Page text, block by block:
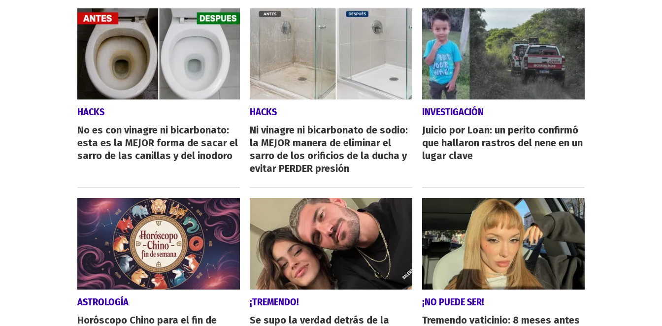
HACKS
No es con vinagre ni bicarbonato:
esta es la MEJOR forma de sacar el
sarro de las canillas y del inodoro
HACKS
Ni vinagre ni bicarbonato de sodio:
la MEJOR manera de eliminar el
sarro de los orificios de la ducha y
evitar PERDER presión
INVESTIGACIÓN
Juicio por Loan: un perito confirmó
que hallaron rastros del nene en un
lugar clave
ASTROLOGÍA
Horóscopo Chino para el fin de
¡TREMENDO!
Se supo la verdad detrás de la
¡NO PUEDE SER!
Tremendo vaticinio: 8 meses antes